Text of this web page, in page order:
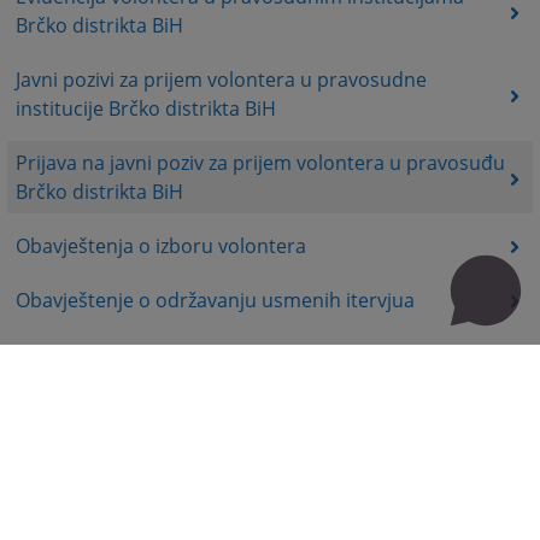
Brčko distrikta BiH
Javni pozivi za prijem volontera u pravosudne
institucije Brčko distrikta BiH
Prijava na javni poziv za prijem volontera u pravosuđu
Brčko distrikta BiH
Obavještenja o izboru volontera
Obavještenje o održavanju usmenih itervjua